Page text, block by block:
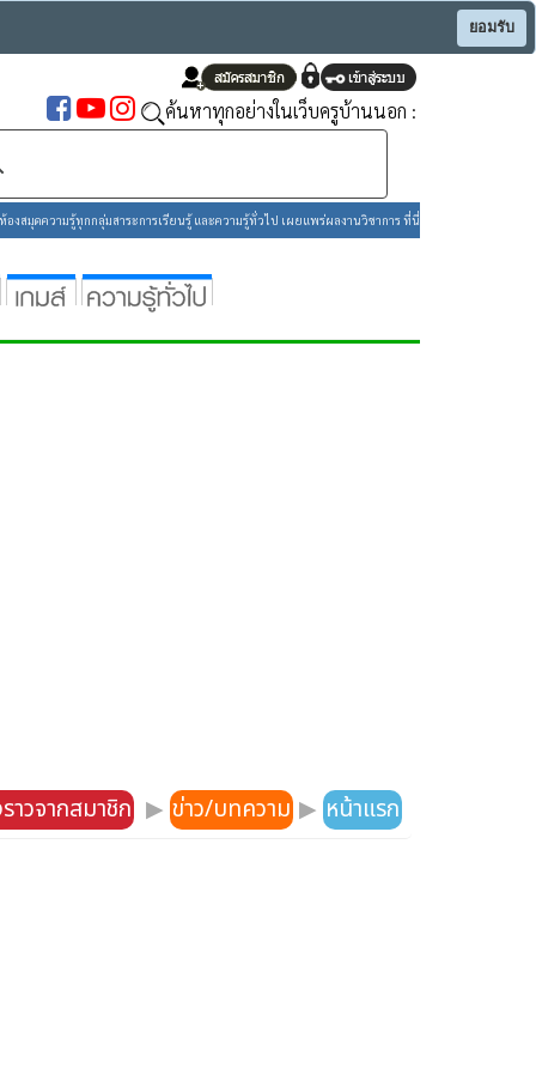
ยอมรับ
ค้นหาทุกอย่างในเว็บครูบ้านนอก :
งสมุดความรู้ทุกกลุ่มสาระการเรียนรู้ และความรู้ทั่วไป เผยแพร่ผลงานวิชาการ ที่นี่
าวจากสมาชิก ▶ ข่าว/บทความ ▶ หน้าแรก